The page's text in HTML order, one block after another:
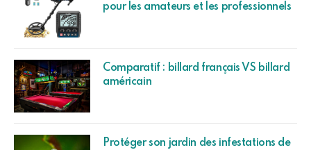
pour les amateurs et les professionnels
Comparatif : billard français VS billard
américain
Protéger son jardin des infestations de